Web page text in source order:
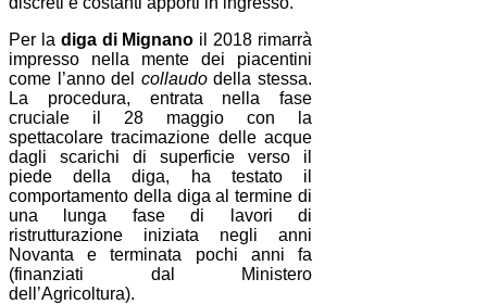
Per la diga di Mignano il 2018 rimarrà
impresso nella mente dei piacentini
come l’anno del collaudodella stessa.
La procedura, entrata nella fase
cruciale il 28 maggio con la
spettacolare tracimazione delle acque
dagli scarichi di superficie verso il
piede della diga, ha testato il
comportamento della diga al termine di
una lunga fase di lavori di
ristrutturazione iniziata negli anni
Novanta e terminata pochi anni fa
(finanziati dal Ministero
dell’Agricoltura).